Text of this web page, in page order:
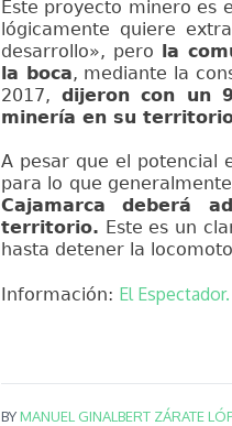
Este proyecto minero es
lógicamente quiere
desarrollo», pero la
la boca, mediante la
2017, dijeron con un
minería en su
A pesar que el potencial
para lo que
Cajamarca deberá
territorio. Este es un
hasta detener la
Información: El Espectador.
BYMANUEL GINALBERT ZÁRATE